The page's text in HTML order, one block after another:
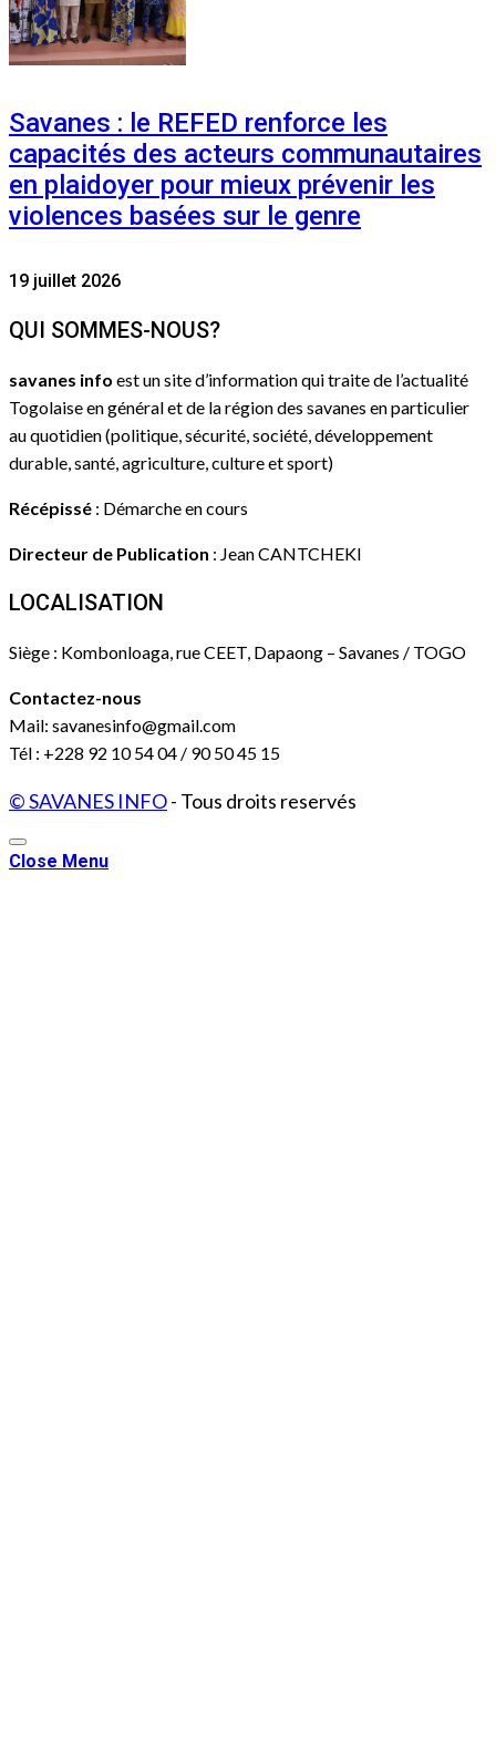
Savanes : le REFED renforce les
capacités des acteurs communautaires
en plaidoyer pour mieux prévenir les
violences basées sur le genre
19 juillet 2026
QUI SOMMES-NOUS?
savanes info est un site d’information qui traite de l’actualité
Togolaise en général et de la région des savanes en particulier
au quotidien (politique, sécurité, société, développement
durable, santé, agriculture, culture et sport)
Récépissé : Démarche en cours
Directeur de Publication : Jean CANTCHEKI
LOCALISATION
Siège : Kombonloaga, rue CEET, Dapaong – Savanes / TOGO
Contactez-nous
Mail: savanesinfo@gmail.com
Tél : +228 92 10 54 04 / 90 50 45 15
© SAVANES INFO- Tous droits reservés
Close Menu